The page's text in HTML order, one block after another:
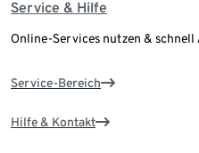
Service & Hilfe
Online-Services nutzen &
Service-Bereich
Hilfe & Kontakt